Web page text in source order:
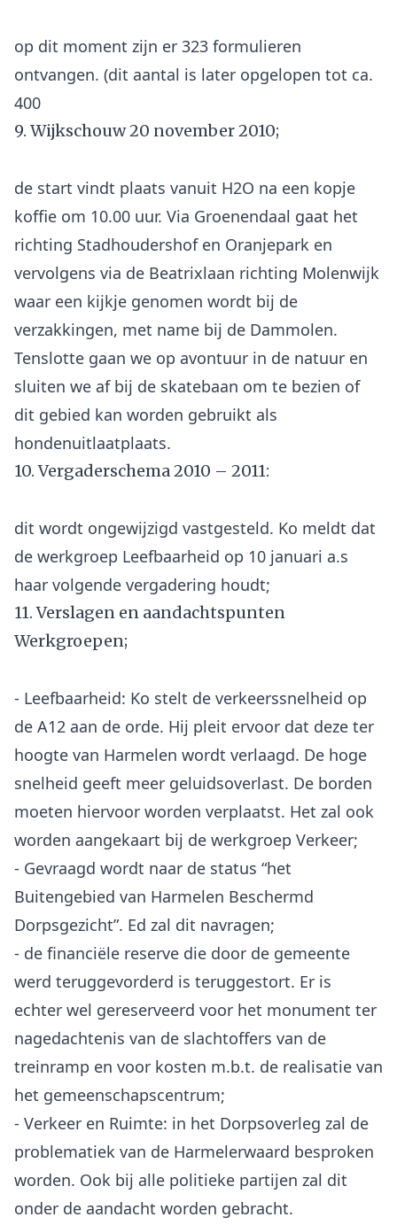
op dit moment zijn er 323 formulieren
ontvangen. (dit aantal is later opgelopen tot ca.
9. Wijkschouw 20 november 2010;
de start vindt plaats vanuit H2O na een kopje
koffie om 10.00 uur. Via Groenendaal gaat het
richting Stadhoudershof en Oranjepark en
vervolgens via de Beatrixlaan richting Molenwijk
waar een kijkje genomen wordt bij de
verzakkingen, met name bij de Dammolen.
Tenslotte gaan we op avontuur in de natuur en
sluiten we af bij de skatebaan om te bezien of
dit gebied kan worden gebruikt als
10. Vergaderschema 2010 – 2011:
dit wordt ongewijzigd vastgesteld. Ko meldt dat
de werkgroep Leefbaarheid op 10 januari a.s
11. Verslagen en aandachtspunten
Werkgroepen;
- Leefbaarheid: Ko stelt de verkeerssnelheid op
de A12 aan de orde. Hij pleit ervoor dat deze ter
hoogte van Harmelen wordt verlaagd. De hoge
snelheid geeft meer geluidsoverlast. De borden
moeten hiervoor worden verplaatst. Het zal ook
worden aangekaart bij de werkgroep Verkeer;
- Gevraagd wordt naar de status “het
Buitengebied van Harmelen Beschermd
Dorpsgezicht”. Ed zal dit navragen;
- de financiële reserve die door de gemeente
werd teruggevorderd is teruggestort. Er is
echter wel gereserveerd voor het monument ter
nagedachtenis van de slachtoffers van de
treinramp en voor kosten m.b.t. de realisatie van
het gemeenschapscentrum;
- Verkeer en Ruimte: in het Dorpsoverleg zal de
problematiek van de Harmelerwaard besproken
worden. Ook bij alle politieke partijen zal dit